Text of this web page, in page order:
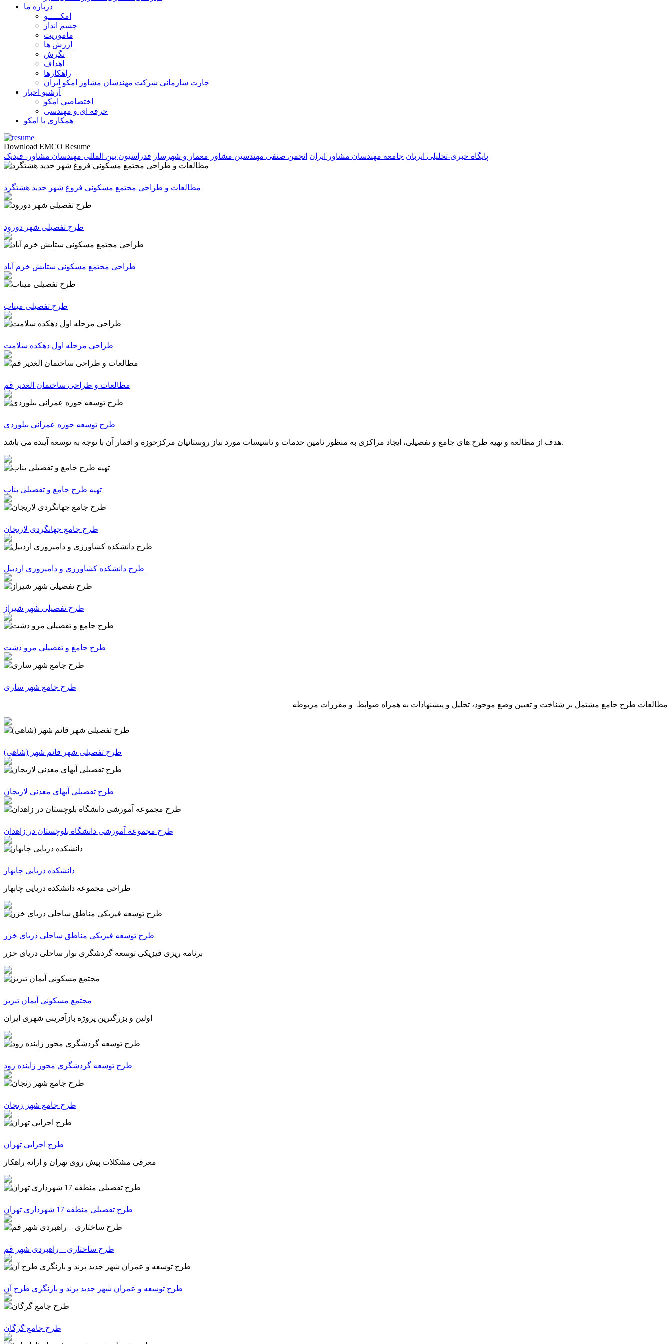
درباره ما
امکـــــو
چشم انداز
ماموریت
ارزش ها
نگرش
اهداف
راهکارها
چارت سازمانی شرکت مهندسان مشاور امکو ایران
آرشیو اخبار
اختصاصی امکو
حرفه ای و مهندسی
همکاری با امکو
Download EMCO Resume
پایگاه خبری-تحلیلی ایربان جامعه مهندسان مشاور ایران انجمن صنفی مهندسین مشاور معمار و شهرساز فدراسیون بین المللی مهندسان مشاور- فیدیک
مطالعات و طراحی مجتمع مسکونی فروغ شهر جدید هشتگرد
طرح تفصیلی شهر دورود
طراحی مجتمع مسکونی ستایش خرم آباد
طرح تفصیلی میناب
طراحی مرحله اول دهکده سلامت
مطالعات و طراحی ساختمان الغدیر قم
طرح توسعه حوزه عمرانی بیلوردی
هدف از مطالعه و تهیه طرح های جامع و تفصیلی، ایجاد مراکزی به منظور تامین خدمات و تاسیسات مورد نیاز روستائیان مرکزحوزه و اقمار آن با توجه به توسعه آینده می باشد.
تهیه طرح جامع و تفصیلی بناب
طرح جامع جهانگردی لاریجان
طرح دانشکده کشاورزی و دامپروری اردبیل
طرح تفصیلی شهر شیراز
طرح جامع و تفصیلی مرو دشت
طرح جامع شهر ساری
مطالعات طرح جامع مشتمل بر شناخت و تعیین وضع موجود، تحلیل و پیشنهادات به همراه ضوابط و مقررات مربوطه
(طرح تفصیلی شهر قائم شهر (شاهی
طرح تفصیلی آبهای معدنی لاریجان
طرح مجموعه آموزشی دانشگاه بلوچستان در زاهدان
دانشکده دریایی چابهار
طراحی مجموعه دانشکده دریایی چابهار
طرح توسعه فیزیکی مناطق ساحلی دریای خزر
مجتمع مسکونی آیمان تبریز
اولین و بزرگترین پروژه بازآفرینی شهری ایران
طرح توسعه گردشگری محور زاینده رود
طرح جامع شهر زنجان
طرح اجرایی تهران
طرح تفصیلی منطقه 17 شهرداری تهران
طرح ساختاری – راهبردی شهر قم
طرح توسعه و عمران شهر جدید پرند و بازنگری طرح آن
طرح جامع گرگان